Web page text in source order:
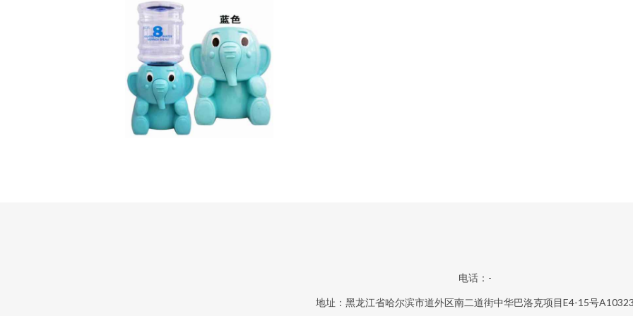
电话：-
地址：黑龙江省哈尔滨市道外区南二道街中华巴洛克项目E4-15号